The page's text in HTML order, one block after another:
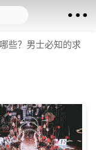
些？男士必知的求